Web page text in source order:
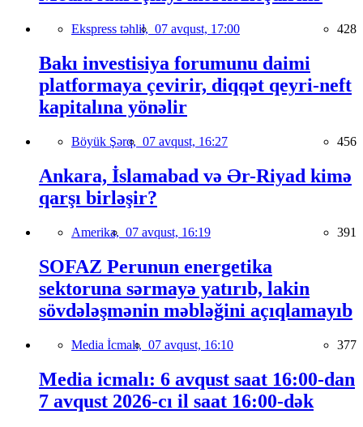
Ekspress təhlil, 07 avqust, 17:00 428
Bakı investisiya forumunu daimi
platformaya çevirir, diqqət qeyri-neft
kapitalına yönəlir
Böyük Şərq, 07 avqust, 16:27 456
Ankara, İslamabad və Ər-Riyad kimə
qarşı birləşir?
Amerika, 07 avqust, 16:19 391
SOFAZ Perunun energetika
sektoruna sərmayə yatırıb, lakin
sövdələşmənin məbləğini açıqlamayıb
Media İcmalı, 07 avqust, 16:10 377
Media icmalı: 6 avqust saat 16:00-dan
7 avqust 2026-cı il saat 16:00-dək